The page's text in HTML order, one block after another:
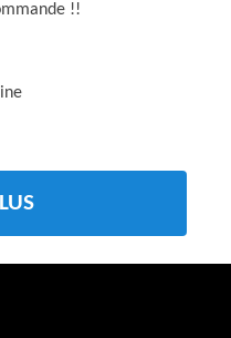
!!